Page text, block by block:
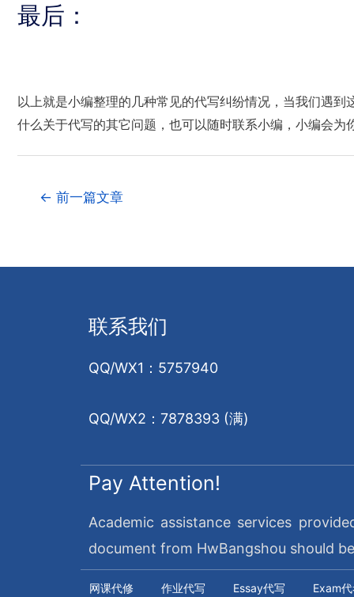
最后：
以上就是小编整理的几种常见的代写纠纷情况，当我们遇
什么关于代写的其它问题，也可以随时联系小编，小编会为
← 前一篇文章
联系我们
QQ/WX1：5757940
QQ/WX2：7878393 (满)
Pay Attention!
Academic assistance services
document from HwBangshou should
网课代修 作业代写 Essay代写 Exam